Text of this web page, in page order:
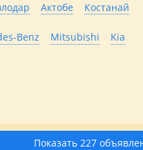
Актобе Костанай
Benz Mitsubishi
Kia
Показать 227